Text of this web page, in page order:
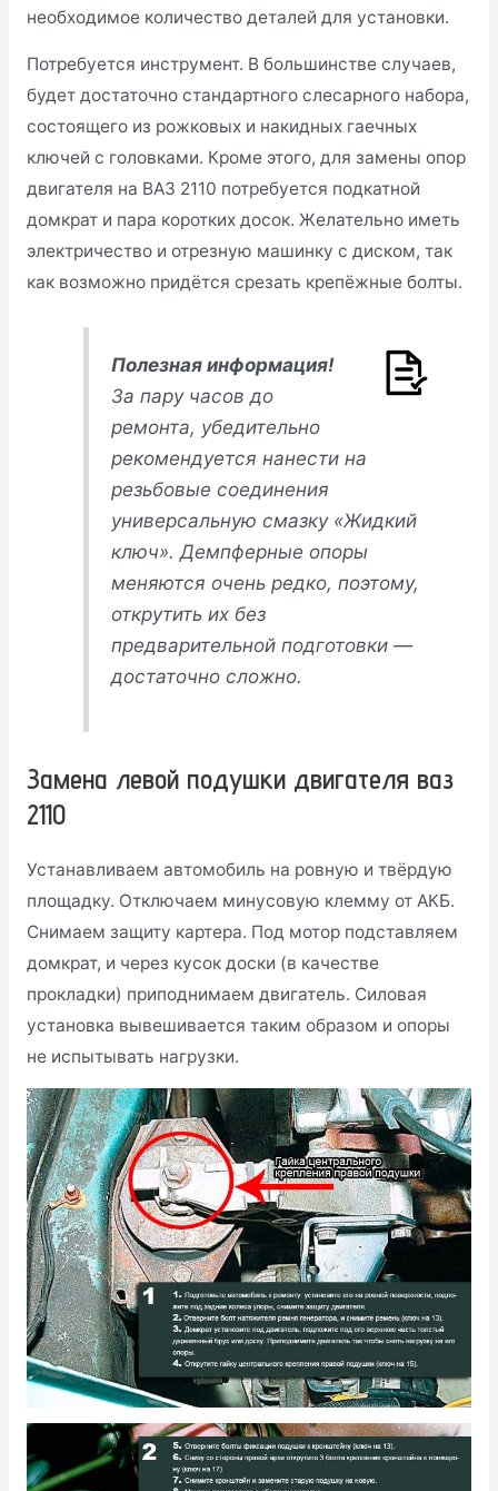
необходимое количество деталей для установки.
Потребуется инструмент. В большинстве случаев,
будет достаточно стандартного слесарного набора,
состоящего из рожковых и накидных гаечных
ключей с головками. Кроме этого, для замены опор
двигателя на ВАЗ 2110 потребуется подкатной
домкрат и пара коротких досок. Желательно иметь
электричество и отрезную машинку с диском, так
как возможно придётся срезать крепёжные болты.
Полезная информация!
За пару часов до
ремонта, убедительно
рекомендуется нанести на
резьбовые соединения
универсальную смазку «Жидкий
ключ».Демпферные опоры
меняются очень редко, поэтому,
открутить их без
предварительной подготовки —
достаточно сложно.
Замена левой подушки двигателя ваз
2110
Устанавливаем автомобиль на ровную и твёрдую
площадку. Отключаем минусовую клемму от АКБ.
Снимаем защиту картера. Под мотор подставляем
домкрат, и через кусок доски (в качестве
прокладки) приподнимаем двигатель. Силовая
установка вывешивается таким образом и опоры
не испытывать нагрузки.